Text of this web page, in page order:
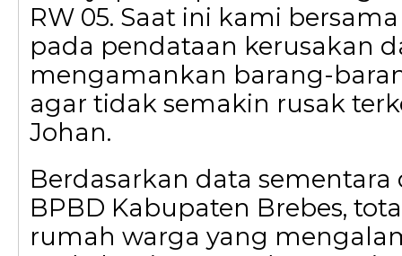
RW 05. Saat ini kami
pada pendataan kerusakan
mengamankan barang-
agar tidak semakin rusak
Johan.
Berdasarkan data sementara
BPBD Kabupaten Brebes,
rumah warga yang